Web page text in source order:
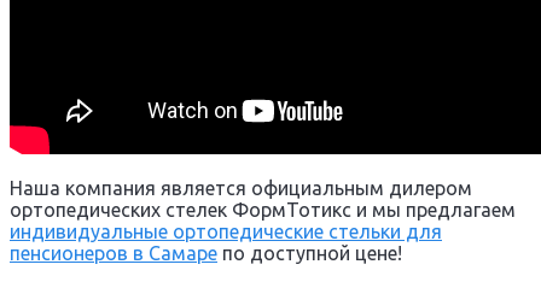
Наша компания является официальным дилером
ортопедических стелек ФормТотикс и мы предлагаем
индивидуальные ортопедические стельки для
пенсионеров в Самаре по доступной цене!